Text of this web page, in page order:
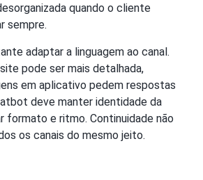
quando o cliente
sempre.
adaptar a linguagem ao canal.
pode ser mais detalhada,
em aplicativo pedem respostas
deve manter identidade da
formato e ritmo. Continuidade não
os canais do mesmo jeito.